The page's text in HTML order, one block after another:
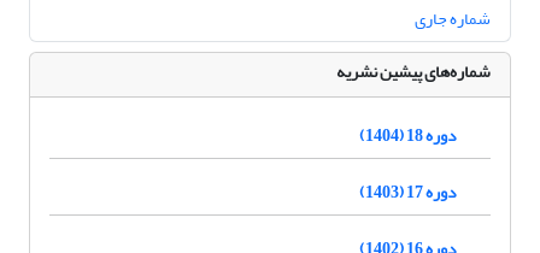
شماره جاری
شماره‌های پیشین نشریه
دوره 18 (1404)
دوره 17 (1403)